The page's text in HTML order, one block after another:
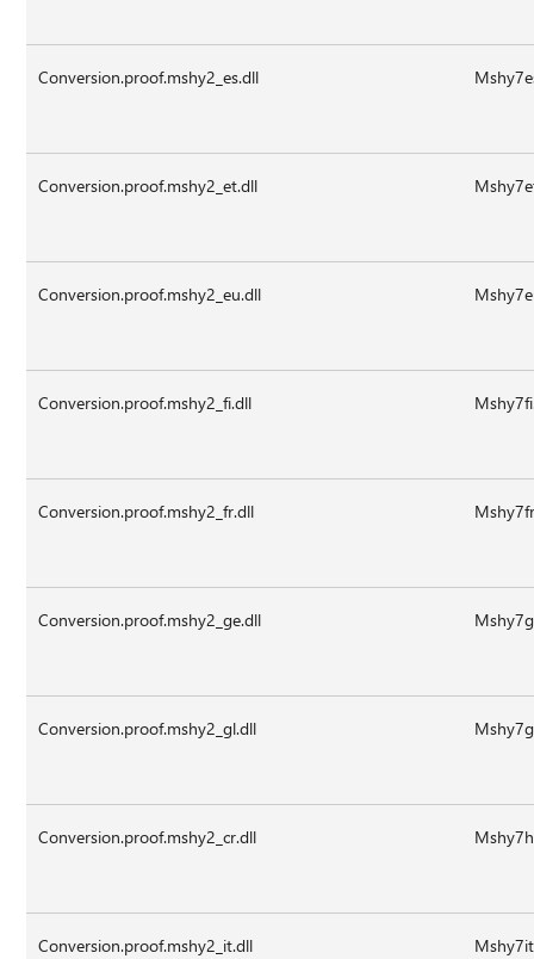
Conversion.proof.mshy2_es.dll
Conversion.proof.mshy2_et.dll
Conversion.proof.mshy2_eu.dll
Conversion.proof.mshy2_fi.dll
Conversion.proof.mshy2_fr.dll
Conversion.proof.mshy2_ge.dll
Conversion.proof.mshy2_gl.dll
Conversion.proof.mshy2_cr.dll
Conversion.proof.mshy2_it.dll